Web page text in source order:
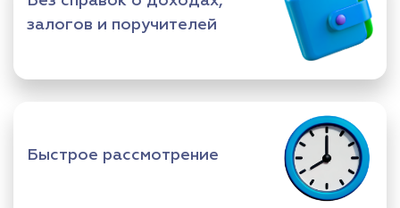
залогов и поручителей
Быстрое рассмотрение